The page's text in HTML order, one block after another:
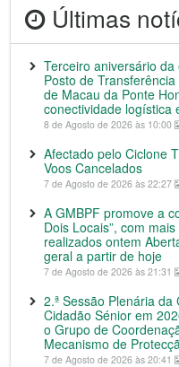
Últimas
Terceiro aniversário
Posto de
de Macau da Ponte
conectividade logística
8 de Agosto de 2026 às 10:00
Afectado pelo Ciclone
Voos Cancelados
7 de Agosto de 2026 às 22:27
A GMBPF promove a
Dois Locais”, com
realizados ontem
geral a partir de hoje
7 de Agosto de 2026 às 21:31
2.ª Sessão Plenária
Cidadão Sénior em
o Grupo de
Mecanismo de
7 de Agosto de 2026 às 20:41